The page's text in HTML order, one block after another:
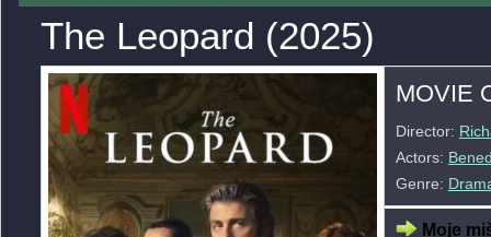
The Leopard (2025)
MOVIE
Director:
Actors:
Genre:
Moje